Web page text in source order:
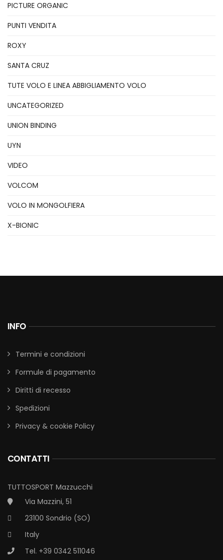
PICTURE ORGANIC
PUNTI VENDITA
ROXY
SANTA CRUZ
TUTE VOLO E LINEA ABBIGLIAMENTO VOLO
UNCATEGORIZED
UNION BINDING
UYN
VIDEO
VOLCOM
VOLO IN MONGOLFIERA
X-BIONIC
INFO
Termini e condizioni
Formule di pagamento
Diritti di recesso
Spedizioni
Privacy & cookie Policy
CONTATTI
TUTTOSPORT Mazzucchi
Via Mazzini, 51
23100 Sondrio (SO)
Italy
Tel. +39 0342 511046